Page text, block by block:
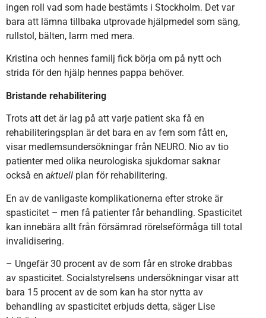
ingen roll vad som hade bestämts i Stockholm. Det var
bara att lämna tillbaka utprovade hjälpmedel som säng,
rullstol, bälten, larm med mera.
Kristina och hennes familj fick börja om på nytt och
strida för den hjälp hennes pappa behöver.
Bristande rehabilitering
Trots att det är lag på att varje patient ska få en
rehabiliteringsplan är det bara en av fem som fått en,
visar medlemsundersökningar från NEURO. Nio av tio
patienter med olika neurologiska sjukdomar saknar
också en aktuell plan för rehabilitering.
En av de vanligaste komplikationerna efter stroke är
spasticitet – men få patienter får behandling. Spasticitet
kan innebära allt från försämrad rörelseförmåga till total
invalidisering.
– Ungefär 30 procent av de som får en stroke drabbas
av spasticitet. Socialstyrelsens undersökningar visar att
bara 15 procent av de som kan ha stor nytta av
behandling av spasticitet erbjuds detta, säger Lise